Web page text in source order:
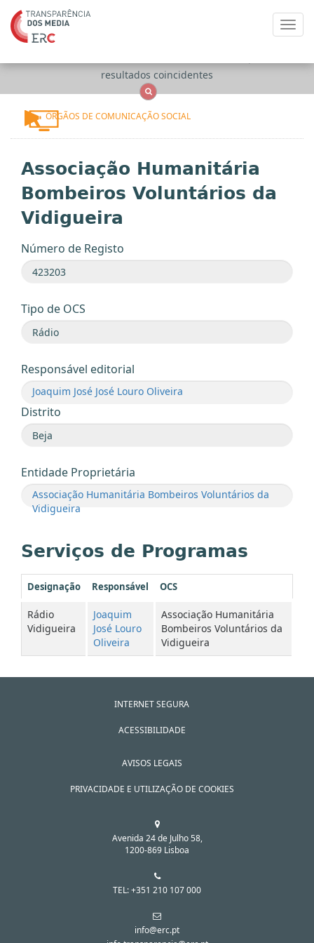
resultados coincidentes
ÓRGÃOS DE COMUNICAÇÃO SOCIAL
Associação Humanitária
Bombeiros Voluntários da
Vidigueira
Número de Registo
Tipo de OCS
Responsável editorial
Joaquim José José Louro Oliveira
Distrito
Entidade Proprietária
Associação Humanitária Bombeiros Voluntários da
Vidigueira
Serviços de Programas
Designação Responsável OCS
Rádio
Vidigueira
Joaquim
José Louro
Oliveira
Associação Humanitária
Bombeiros Voluntários da
Vidigueira
INTERNET SEGURA
ACESSIBILIDADE
AVISOS LEGAIS
PRIVACIDADE E UTILIZAÇÃO DE COOKIES
Avenida 24 de Julho 58,
1200-869 Lisboa
TEL: +351 210 107 000
info@erc.pt